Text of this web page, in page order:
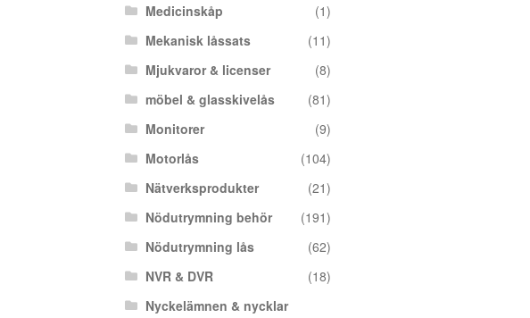
Medicinskåp
(1)
Mekanisk låssats
(11)
Mjukvaror & licenser
(8)
möbel & glasskivelås
(81)
Monitorer
(9)
Motorlås
(104)
Nätverksprodukter
(21)
Nödutrymning behör
(191)
Nödutrymning lås
(62)
NVR & DVR
(18)
Nyckelämnen & nycklar